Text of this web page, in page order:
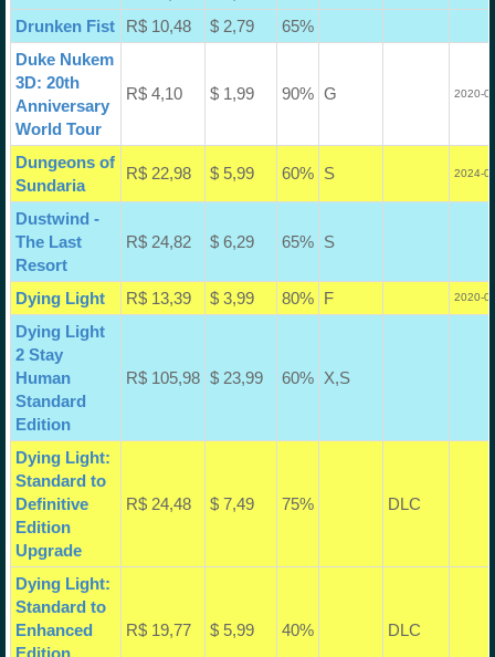
Drunken Fist
R$ 10,48 $ 2,79
65%
Duke Nukem
3D: 20th
Anniversary
World Tour
R$ 4,10 $ 1,99 90% G 2020-
Dungeons of
Sundaria
R$ 22,98 $ 5,99 60% S 2024-
Dustwind -
The Last
Resort
R$ 24,82 $ 6,29 65% S
Dying Light R$ 13,39 $ 3,99 80% F 2020-
Dying Light
2 Stay
Human
Standard
Edition
R$ 105,98 $ 23,99 60% X,S
Dying Light:
Standard to
Definitive
Edition
Upgrade
R$ 24,48 $ 7,49 75% DLC
Dying Light:
Standard to
Enhanced
Edition
R$ 19,77 $ 5,99 40% DLC